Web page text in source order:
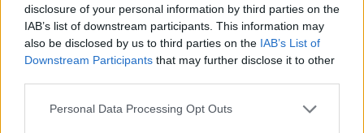
disclosure of your personal information by third parties on the
IAB’s list of downstream participants. This information may
also be disclosed by us to third parties on the IAB’s List of
Downstream Participants that may further disclose it to other
Personal Data Processing Opt Outs
κ. Τσίπρας, ας κοιτάξει στον καθρέφτη του κι ας
θυμηθεί τα έργα και τις ημέρες της
διακυβέρνησής του».